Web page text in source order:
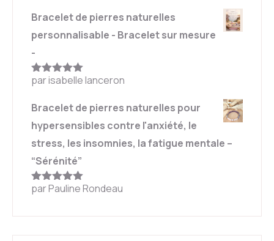
Bracelet de pierres naturelles
personnalisable - Bracelet sur mesure
-
Note5sur
par isabelle lanceron
Bracelet de pierres naturelles pour
hypersensibles contre l'anxiété, le
stress, les insomnies, la fatigue mentale –
“Sérénité”
Note5sur
par Pauline Rondeau